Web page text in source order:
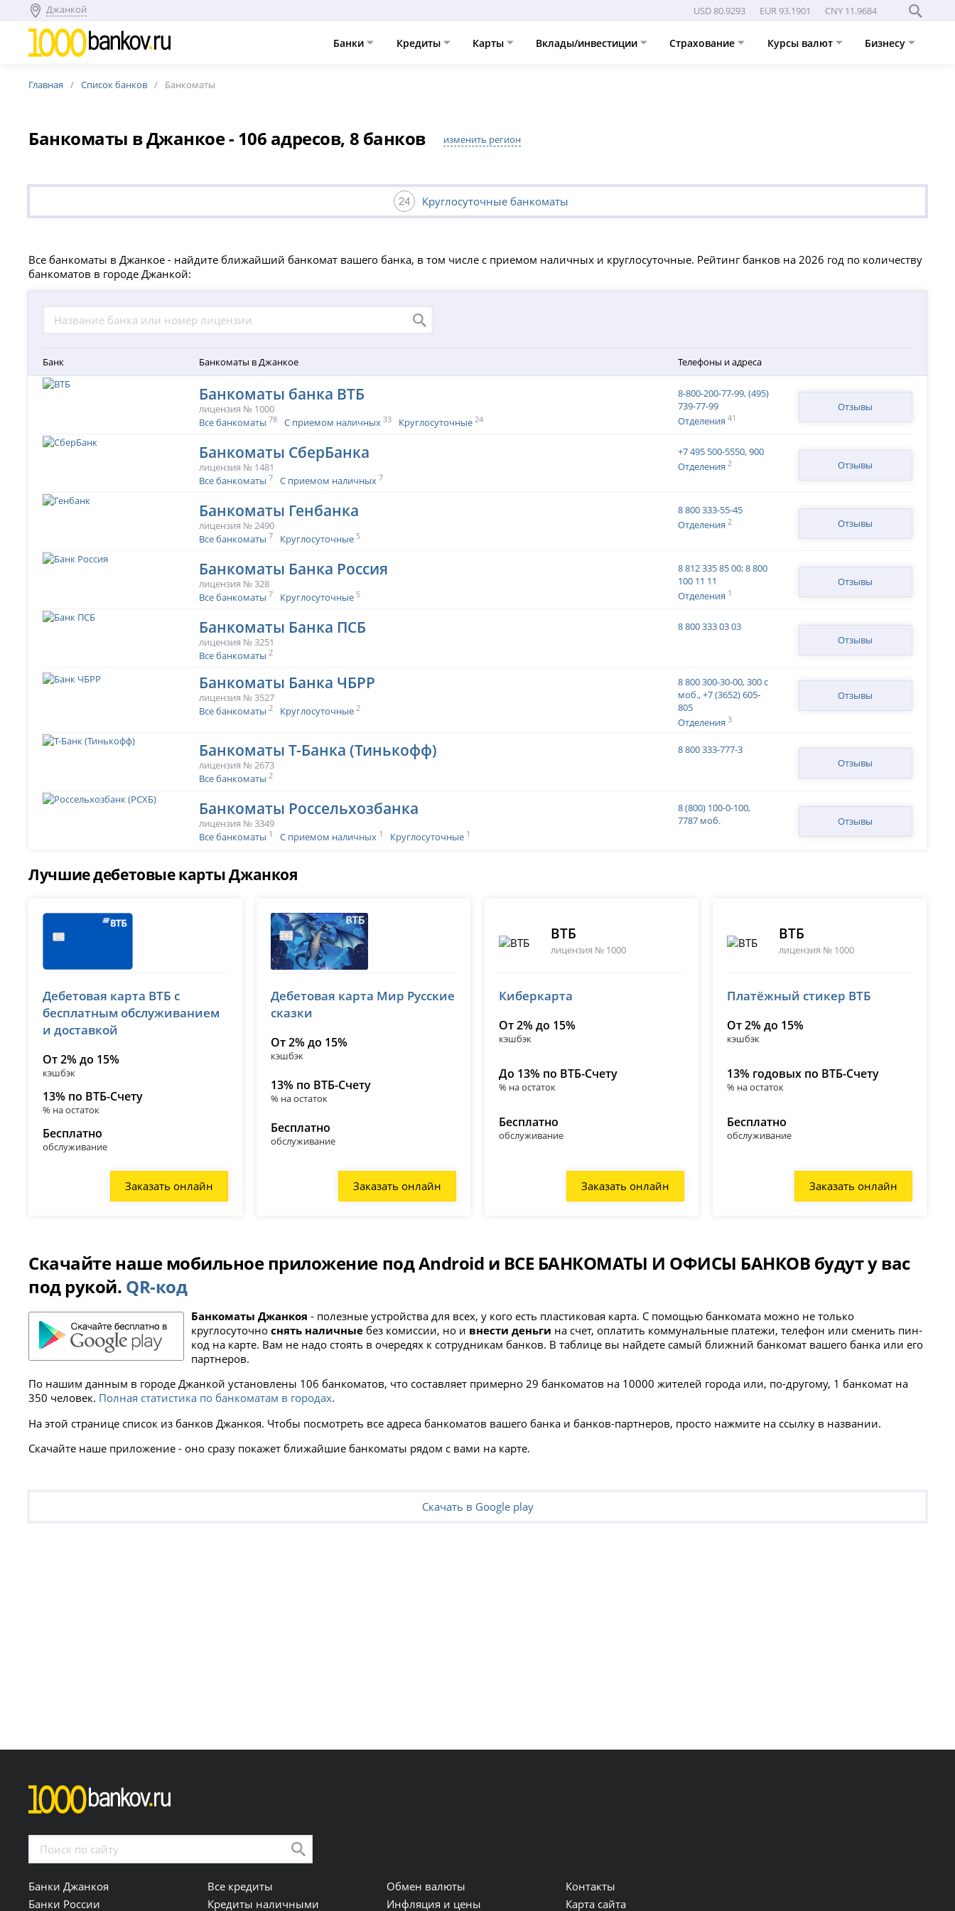
Джанкой USD 80.9293 EUR 93.1901 CNY 11.9684
Банки Кредиты Карты Вклады/инвестиции Страхование Курсы валют Бизнесу
Главная Список банков Банкоматы
Банкоматы в Джанкое - 106 адресов, 8 банков изменить регион
Круглосуточные банкоматы
Все банкоматы в Джанкое - найдите ближайший банкомат вашего банка, в том числе с приемом наличных и круглосуточные. Рейтинг банков на 2026 год по количеству
банкоматов в городе Джанкой:
Банк Банкоматы в Джанкое Телефоны и адреса
Банкоматы банка ВТБ
лицензия № 1000
Все банкоматы 78 С приемом наличных 33 Круглосуточные 24
8-800-200-77-99, (495)
739-77-99
Отделения 41
Отзывы
Банкоматы СберБанка
лицензия № 1481
Все банкоматы 7 С приемом наличных 7
+7 495 500-5550, 900
Отделения 2 Отзывы
Банкоматы Генбанка
лицензия № 2490
Все банкоматы 7 Круглосуточные 5
8 800 333-55-45
Отделения 2 Отзывы
Банкоматы Банка Россия
лицензия № 328
Все банкоматы 7 Круглосуточные 5
8 812 335 85 00; 8 800
100 11 11
Отделения 1
Отзывы
Банкоматы Банка ПСБ
лицензия № 3251
Все банкоматы 2
8 800 333 03 03
Отзывы
Банкоматы Банка ЧБРР
лицензия № 3527
Все банкоматы 2 Круглосуточные 2
8 800 300-30-00, 300 с
моб., +7 (3652) 605-
805
Отделения 3
Отзывы
Банкоматы Т-Банка (Тинькофф)
лицензия № 2673
Все банкоматы 2
8 800 333-777-3
Отзывы
Банкоматы Россельхозбанка
лицензия № 3349
Все банкоматы 1 С приемом наличных 1 Круглосуточные 1
8 (800) 100-0-100,
7787 моб.
Отзывы
Лучшие дебетовые карты Джанкоя
лицензия № 1000
Дебетовая карта ВТБ с
бесплатным обслуживанием
и доставкой
От 2% до 15%
кэшбэк
13% по ВТБ-Счету
% на остаток
Бесплатно
обслуживание
Заказать онлайн
лицензия № 1000
Дебетовая карта Мир Русские
сказки
От 2% до 15%
кэшбэк
13% по ВТБ-Счету
% на остаток
Бесплатно
обслуживание
Заказать онлайн
ВТБ
лицензия № 1000
Киберкарта
От 2% до 15%
кэшбэк
До 13% по ВТБ-Счету
% на остаток
Бесплатно
обслуживание
Заказать онлайн
ВТБ
лицензия № 1000
Платёжный стикер ВТБ
От 2% до 15%
кэшбэк
13% годовых по ВТБ-Счету
% на остаток
Бесплатно
обслуживание
Заказать онлайн
Скачайте наше мобильное приложение под Android и ВСЕ БАНКОМАТЫ И ОФИСЫ БАНКОВ будут у вас
под рукой. QR-код
Банкоматы Джанкоя - полезные устройства для всех, у кого есть пластиковая карта. С помощью банкомата можно не только
круглосуточноснять наличные без комиссии, но и внести деньги на счет, оплатить коммунальные платежи, телефон или сменить пин-
код на карте. Вам не надо стоять в очередях к сотрудникам банков. В таблице вы найдете самый ближний банкомат вашего банка или его
партнеров.
По нашим данным в городе Джанкой установлены 106 банкоматов, что составляет примерно 29 банкоматов на 10000 жителей города или, по-другому, 1 банкомат на
350 человек. Полная статистика по банкоматам в городах.
На этой странице список из банков Джанкоя. Чтобы посмотреть все адреса банкоматов вашего банка и банков-партнеров, просто нажмите на ссылку в названии.
Скачайте наше приложение - оно сразу покажет ближайшие банкоматы рядом с вами на карте.
Скачать в Google play
Банки Джанкоя
Банки России
Все кредиты
Кредиты наличными
Обмен валюты
Инфляция и цены
Контакты
Карта сайта